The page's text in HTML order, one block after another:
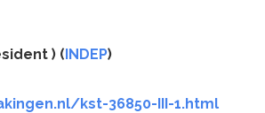
) (INDEP)
kst-36850-III-1.html